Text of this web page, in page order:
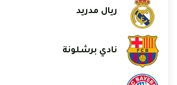
ريال مدريد
نادي برشلونة